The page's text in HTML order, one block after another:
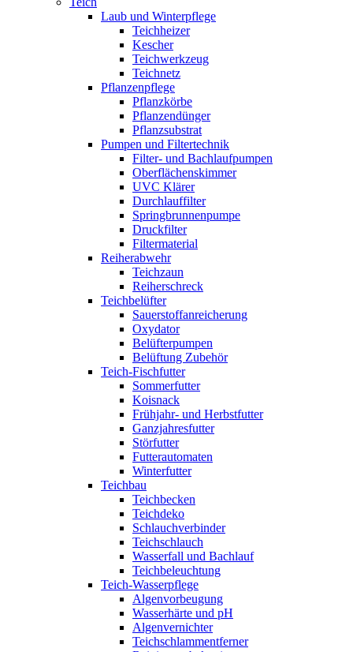
Laub und Winterpflege
Teichheizer
Kescher
Teichwerkzeug
Teichnetz
Pflanzenpflege
Pflanzkörbe
Pflanzendünger
Pflanzsubstrat
Pumpen und Filtertechnik
Filter- und Bachlaufpumpen
Oberflächenskimmer
UVC Klärer
Durchlauffilter
Springbrunnenpumpe
Druckfilter
Filtermaterial
Reiherabwehr
Teichzaun
Reiherschreck
Teichbelüfter
Sauerstoffanreicherung
Oxydator
Belüfterpumpen
Belüftung Zubehör
Teich-Fischfutter
Sommerfutter
Koisnack
Frühjahr- und Herbstfutter
Ganzjahresfutter
Störfutter
Futterautomaten
Winterfutter
Teichbau
Teichbecken
Teichdeko
Schlauchverbinder
Teichschlauch
Wasserfall und Bachlauf
Teichbeleuchtung
Teich-Wasserpflege
Algenvorbeugung
Wasserhärte und pH
Algenvernichter
Teichschlammentferner